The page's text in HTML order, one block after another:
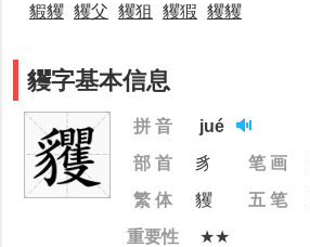
貑貜 貜父 貜狙 貜猳 貜貜
貜字基本信息
拼 音
jué
部 首
豸 笔 画
繁 体
貜 五 笔
重要性
★★